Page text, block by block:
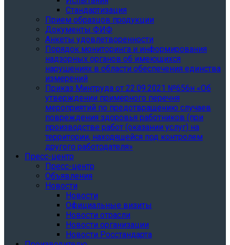
Стандартизация
Прием образцов продукции
Документы ФИФ
Анкеты удовлетворенности
Порядок мониторинга и информирования
надзорных органов об имеющихся
нарушениях в области обеспечения единства
измерений
Приказ Минтруда от 22.09.2021 №656н «Об
утверждении примерного перечня
мероприятий по предотвращению случаев
повреждения здоровья работников (при
производстве работ (оказании услуг) на
территории, находящейся под контролем
другого работодателя»
Пресс-центр
Пресс-центр
Объявления
Новости
Новости
Официальные визиты
Новости отрасли
Новости организации
Новости Росстандарта